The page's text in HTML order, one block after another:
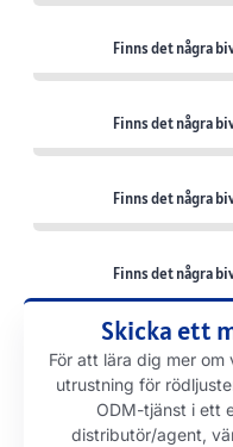
Finns det några
Finns det några
Finns det några
Finns det några
Skicka ett
För att lära dig mer
utrustning för
ODM-tjänst i ett
distributör/agent,